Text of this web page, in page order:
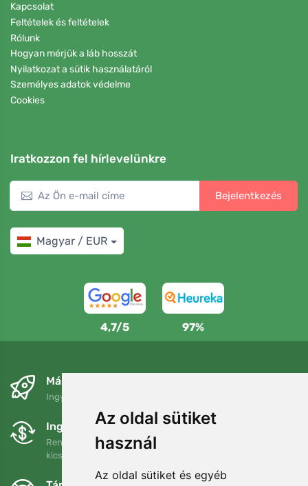
Az oldal sütiket
használ
Az oldal sütiket és egyéb
Kapcsolat
Feltételek és feltételek
Rólunk
Hogyan mérjük a láb hosszát
Nyilatkozat a sütik használatáról
Személyes adatok védelme
Cookies
Iratkozzon fel hírlevelünkre
Bejelentkezés
Magyar / EUR
4,7/5 97%
Másnapra és ingyenesen
Ingyenes szállítás a következő összeg felett: 80 EUR
Ingyenes csere és visszaküldés
Rendelését 90 napon belül bármikor visszaküldheti vagy
kicserélheti.